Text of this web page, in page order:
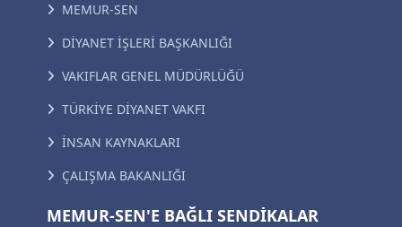
MEMUR-SEN
DİYANET İŞLERİ BAŞKANLIĞI
VAKIFLAR GENEL MÜDÜRLÜĞÜ
TÜRKİYE DİYANET VAKFI
İNSAN KAYNAKLARI
ÇALIŞMA BAKANLIĞI
MEMUR-SEN'E BAĞLI SENDİKALAR